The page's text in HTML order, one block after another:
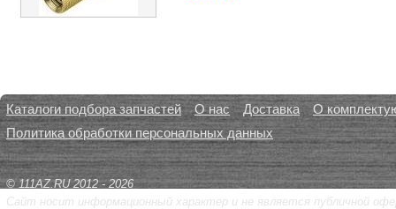
Каталоги подбора запчастей О нас Доставка
О
Политика обработки персональных данных
© 111AZ.RU 2012 - 2026
Сайт носит информационный характер и не является публичной